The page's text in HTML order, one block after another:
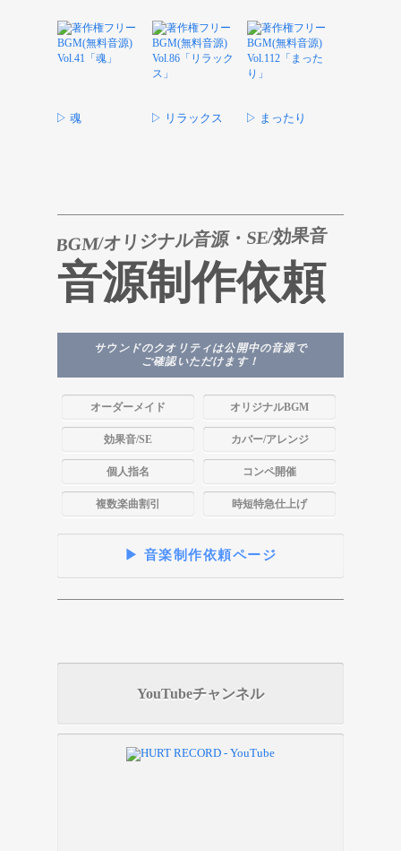
▷ 魂 ▷ リラックス ▷ まったり
音源制作依頼
BGM/オリジナル音源・SE/効果音
サウンドのクオリティは公開中の音源で
ご確認いただけます！
オーダーメイド オリジナルBGM
効果音/SE カバー/アレンジ
個人指名 コンペ開催
複数楽曲割引 時短特急仕上げ
▶ 音楽制作依頼ページ
YouTubeチャンネル